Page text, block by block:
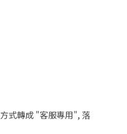
式轉成 "客服專用", 落